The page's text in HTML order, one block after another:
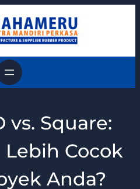
vs. Square:
Lebih Cocok
Anda?